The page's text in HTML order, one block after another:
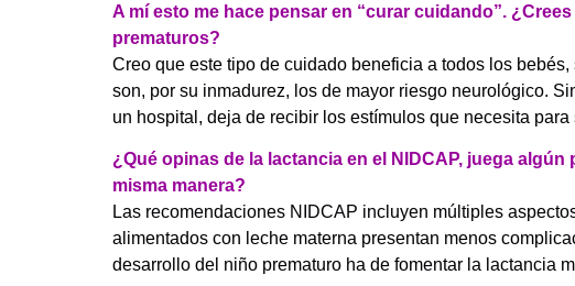
A mí esto me hace pensar en “curar cuidando”.
prematuros?
Creo que este tipo de cuidado beneficia a todos los
son, por su inmadurez, los de mayor riesgo neurológico.
un hospital, deja de recibir los estímulos que necesita
¿Qué opinas de la lactancia en el NIDCAP, juega
misma manera?
Las recomendaciones NIDCAP incluyen múltiples
alimentados con leche materna presentan menos
desarrollo del niño prematuro ha de fomentar la lactancia